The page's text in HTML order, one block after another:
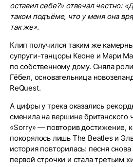
оставил себе?» отвечал честно:
таком подъёме, что у меня она
так же».
Клип получился таким же
супруги-танцоры Кеоне и Мари
по собственному дому. Сняла
Гёбел, основательница
ReQuest.
А цифры у трека оказались
сменила на вершине британского
«Sorry» — повторив достижение,
покорялось лишь The Beatles и
история повторилась: песня
первой строчки и стала третьим